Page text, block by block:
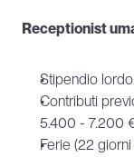
Receptionist
Stipendio
Contributi
5.400 - 7.200
Ferie (22